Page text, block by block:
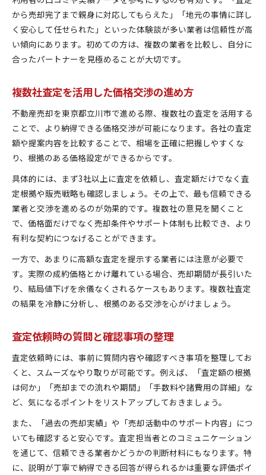
から売却完了まで親身に対応してもらえた」「地元の事情に詳し
く安心して任せられた」といった体験談が多い業者は信頼性が高
い傾向にあります。初めての方は、複数の業者を比較し、自分に
合ったパートナーを見極めることが大切です。
複数社査定を活用した価格交渉の進め方
不動産売却を東京都立川市で進める際、複数社の査定を活用する
ことで、より納得できる価格交渉が可能になります。各社の査定
額や提案内容を比較することで、相場を正確に把握しやすくな
り、根拠のある価格設定ができるからです。
具体的には、まず3社以上に査定を依頼し、査定額だけでなく査
定根拠や販売戦略も確認しましょう。その上で、最も信頼できる
業者と交渉を進めるのが効果的です。複数社の意見を聞くこと
で、価格面だけでなく売却条件やサポート体制も比較でき、より
有利な契約につなげることができます。
一方で、あまりに高額な査定を提示する業者には注意が必要で
す。実際の成約価格とかけ離れている場合、売却期間が長引いた
り、結局値下げを余儀なくされるケースもあります。複数社査定
の結果を冷静に分析し、根拠のある交渉を心がけましょう。
査定依頼時の質問と確認事項の整理
査定依頼時には、事前に質問内容や確認すべき事項を整理してお
くと、スムーズなやり取りが可能です。例えば、「査定額の根拠
は何か」「売却までの流れや期間」「手数料や諸費用の詳細」な
ど、気になるポイントをリストアップしておきましょう。
また、「過去の売却実績」や「売却活動中のサポート内容」につ
いても確認すると安心です。査定担当者とのコミュニケーション
を通じて、信頼できる業者かどうかの判断材料にもなります。特
に、説明が丁寧で納得できる回答が得られるかは重要な評価ポイ